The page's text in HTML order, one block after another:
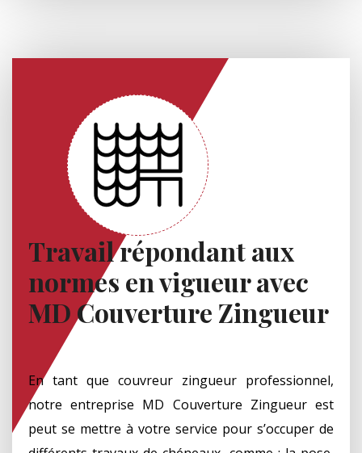
Travail répondant aux
normes en vigueur avec
MD Couverture Zingueur
En tant que couvreur zingueur professionnel,
notre entreprise MD Couverture Zingueur est
peut se mettre à votre service pour s’occuper de